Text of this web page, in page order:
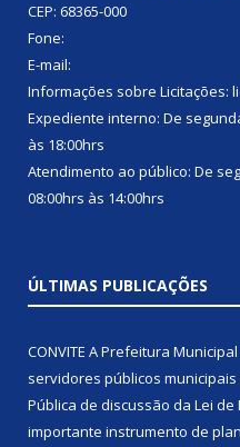
CEP: 68365-000
Fone:
E-mail:
Informações sobre Licitações:
Expediente interno: De
às 18:00hrs
Atendimento ao público: De
08:00hrs às 14:00hrs
ÚLTIMAS PUBLICAÇÕES
CONVITE A Prefeitura
servidores públicos
Pública de discussão da Lei
importante instrumento de